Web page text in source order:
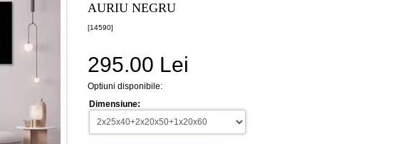
AURIU NEGRU
[14590]
295.00 Lei
Optiuni disponibile:
Dimensiune: